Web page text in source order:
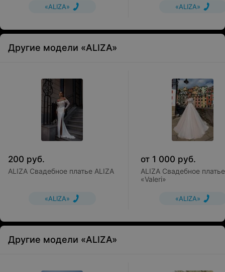
«ALIZA» «ALIZA»
Другие модели «ALIZA»
200 руб.
ALIZA Свадебное платье ALIZA
«ALIZA»
от 1 000 руб.
ALIZA Свадебное платье
«Valeri»
«ALIZA»
Другие модели «ALIZA»